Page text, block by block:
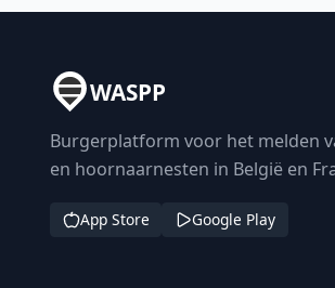
WASPP
Burgerplatform voor het melden
en hoornaarnesten in België en
App Store Google Play